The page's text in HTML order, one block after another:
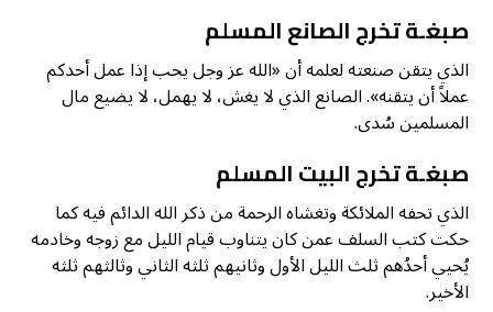
صبغـةتخرجالصانع المسلم
الذي يتقن صنعته لعلمه أن «الله عز وجل يحب إذا عمل أحدكم
عملاً أن يتقنه». الصانع الذي لا يغش، لا يهمل، لا يضيع مال
المسلمين سُدى.
صبغـةتخرجالبيت المسلم
الذي تحفه الملائكة وتغشاه الرحمة من ذكر الله الدائم فيه كما
حكت كتب السلف عمن كان يتناوب قيام الليل مع زوجه وخادمه
يُحيي أحدُهم ثلث الليل الأول وثانيهم ثلثه الثاني وثالثهم ثلثه
الأخير.